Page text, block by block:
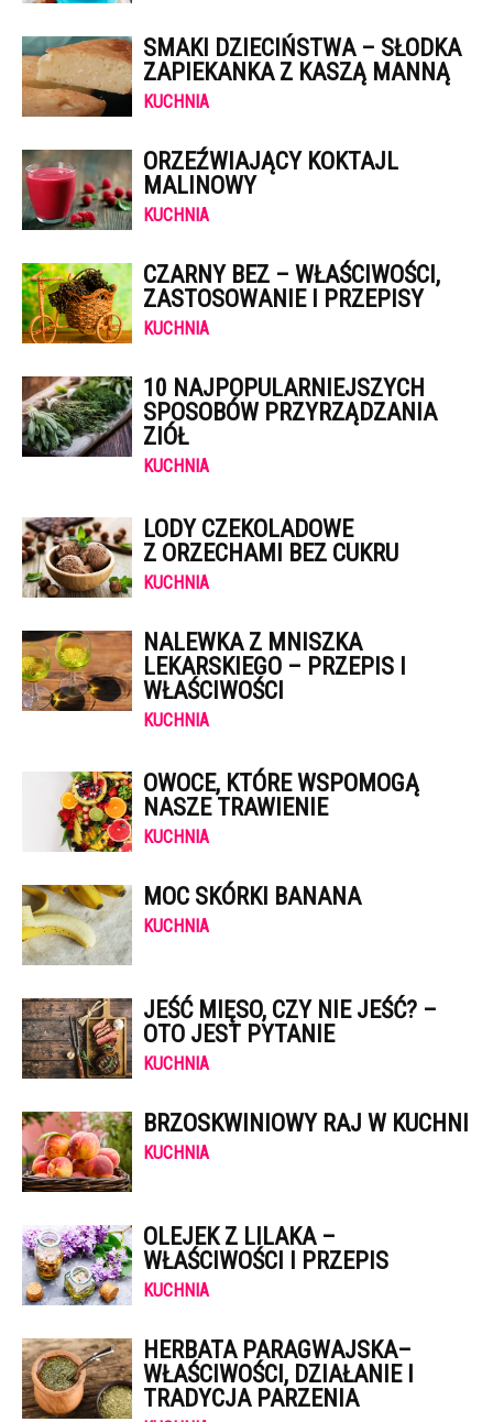
SMAKI DZIECIŃSTWA – SŁODKA
ZAPIEKANKA Z KASZĄ MANNĄ
KUCHNIA
ORZEŹWIAJĄCY KOKTAJL
MALINOWY
KUCHNIA
CZARNY BEZ – WŁAŚCIWOŚCI,
ZASTOSOWANIE I PRZEPISY
KUCHNIA
10 NAJPOPULARNIEJSZYCH
SPOSOBÓW PRZYRZĄDZANIA
ZIÓŁ
KUCHNIA
LODY CZEKOLADOWE
Z ORZECHAMI BEZ CUKRU
KUCHNIA
NALEWKA Z MNISZKA
LEKARSKIEGO – PRZEPIS I
WŁAŚCIWOŚCI
KUCHNIA
OWOCE, KTÓRE WSPOMOGĄ
NASZE TRAWIENIE
KUCHNIA
MOC SKÓRKI BANANA
KUCHNIA
JEŚĆ MIĘSO, CZY NIE JEŚĆ? –
OTO JEST PYTANIE
KUCHNIA
BRZOSKWINIOWY RAJ W KUCHNI
KUCHNIA
OLEJEK Z LILAKA –
WŁAŚCIWOŚCI I PRZEPIS
KUCHNIA
HERBATA PARAGWAJSKA–
WŁAŚCIWOŚCI, DZIAŁANIE I
TRADYCJA PARZENIA